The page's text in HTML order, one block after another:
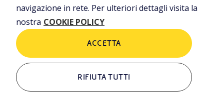
POLICIES
Termini e condizioni
ALTRI LINK
navigazione in rete. Per ulteriori dettagli visita la
nostra COOKIE POLICY
RIFIUTA TUTTI
ACCETTA